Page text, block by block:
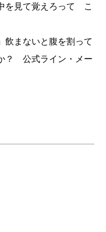
を見て覚えろって こ
まないと腹を割って
？ 公式ライン・メー